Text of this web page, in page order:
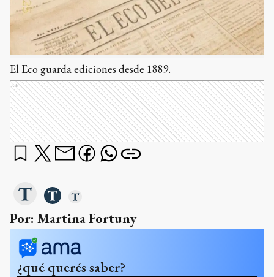
El Eco guarda ediciones desde 1889.
Ads
Por: Martina Fortuny
¿qué querés saber?